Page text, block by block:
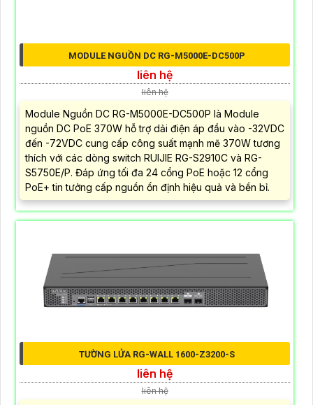
MODULE NGUỒN DC RG-M5000E-DC500P
liên hệ
liên hệ
Module Nguồn DC RG-M5000E-DC500P là Module
nguồn DC PoE 370W hỗ trợ dải điện áp đầu vào -32VDC
đến -72VDC cung cấp công suất mạnh mẽ 370W tương
thích với các dòng switch RUIJIE RG-S2910C và RG-
S5750E/P. Đáp ứng tối đa 24 cổng PoE hoặc 12 cổng
PoE+ tin tưởng cấp nguồn ổn định hiệu quả và bền bỉ.
TƯỜNG LỬA RG-WALL 1600-Z3200-S
liên hệ
liên hệ